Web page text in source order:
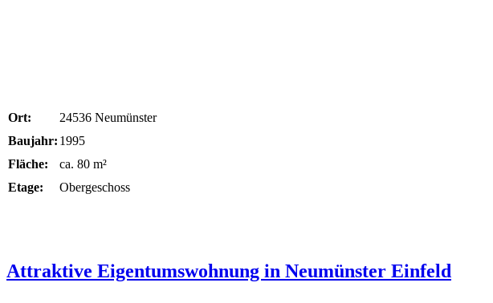
Ort:
24536 Neumünster
Baujahr: 1995
Fläche:
ca. 80 m²
Etage:
Obergeschoss
Attraktive Eigentumswohnung in Neumünster Einfeld